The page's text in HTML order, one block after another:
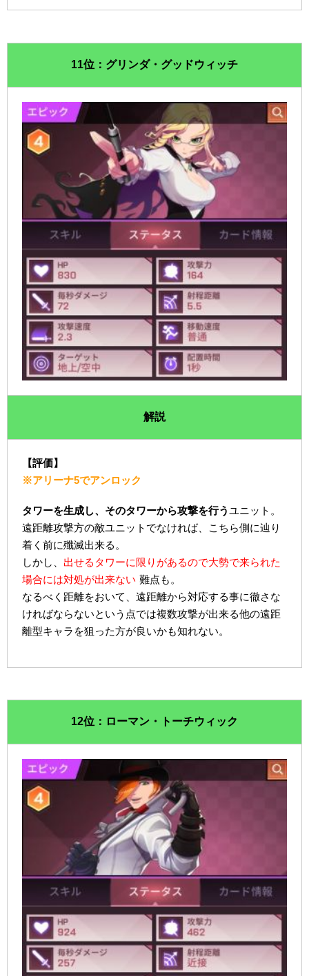
11位：グリンダ・グッドウィッチ
解説
【評価】
※アリーナ5でアンロック
タワーを生成し、そのタワーから攻撃を行うユニット。
遠距離攻撃方の敵ユニットでなければ、こちら側に辿り
着く前に殲滅出来る。
しかし、 出せるタワーに限りがあるので大勢で来られた
場合には対処が出来ない 難点も。
なるべく距離をおいて、遠距離から対応する事に徹さな
ければならないという点では複数攻撃が出来る他の遠距
離型キャラを狙った方が良いかも知れない。
12位：ローマン・トーチウィック